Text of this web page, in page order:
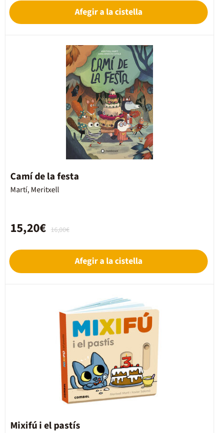
Afegir a la cistella
Camí de la festa
Martí, Meritxell
16,00€
15,20€
Afegir a la cistella
Mixifú i el pastís